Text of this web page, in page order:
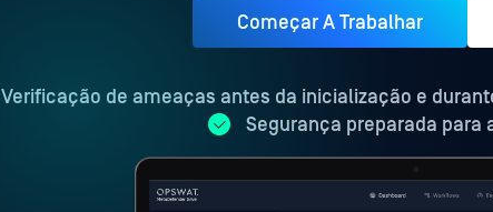
Começar A Trabalhar
Verificação de ameaças antes da inicialização e
Segurança preparada para